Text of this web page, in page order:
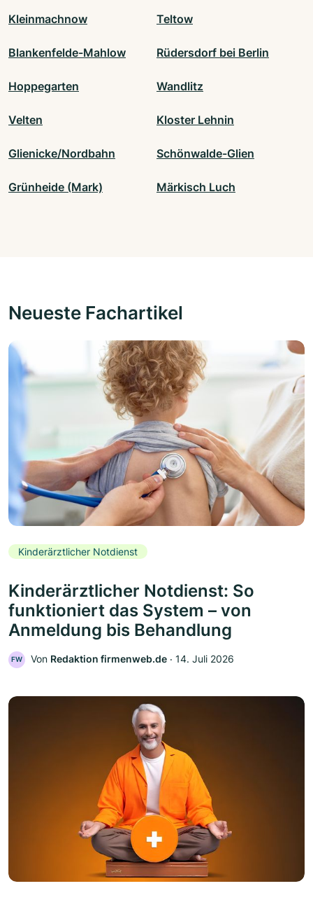
Kleinmachnow Teltow
Blankenfelde-Mahlow Rüdersdorf bei Berlin
Hoppegarten Wandlitz
Velten Kloster Lehnin
Glienicke/Nordbahn Schönwalde-Glien
Grünheide (Mark) Märkisch Luch
Neueste Fachartikel
Kinderärztlicher Notdienst
Kinderärztlicher Notdienst: So
funktioniert das System – von
Anmeldung bis Behandlung
FW Von Redaktion firmenweb.de ‧ 14. Juli 2026